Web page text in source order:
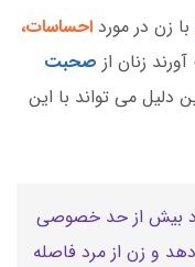
با زن در مورد احساسات،
زنان از صحبت
دلیل می تواند با این
بیش از حد خصوصی
و زن از مرد فاصله